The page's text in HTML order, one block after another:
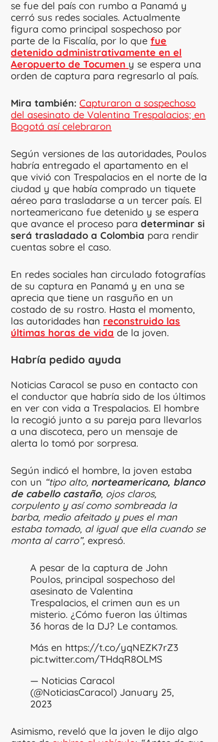
se fue del país con rumbo a Panamá y
cerró sus redes sociales. Actualmente
figura como principal sospechoso por
parte de la Fiscalía, por lo quefue
detenido administrativamente en el
Aeropuerto de Tocumen y se espera una
orden de captura para regresarlo al país.
Mira también: Capturaron a sospechoso
del asesinato de Valentina Trespalacios; en
Bogotá así celebraron
Según versiones de las autoridades, Poulos
habría entregado el apartamento en el
que vivió con Trespalacios en el norte de la
ciudad y que había comprado un tiquete
aéreo para trasladarse a un tercer país. El
norteamericano fue detenido y se espera
que avance el proceso paradeterminar si
será trasladado a Colombia para rendir
cuentas sobre el caso.
En redes sociales han circulado fotografías
de su captura en Panamá y en una se
aprecia que tiene un rasguño en un
costado de su rostro. Hasta el momento,
las autoridades han reconstruido las
últimas horas de vida de la joven.
Habría pedido ayuda
Noticias Caracol se puso en contacto con
el conductor que habría sido de los últimos
en ver con vida a Trespalacios. El hombre
la recogió junto a su pareja para llevarlos
a una discoteca, pero un mensaje de
alerta lo tomó por sorpresa.
Según indicó el hombre, la joven estaba
con un “tipo alto, norteamericano, blanco
de cabello castaño, ojos claros,
corpulento y así como sombreada la
barba, medio afeitado y pues el man
estaba tomado, al igual que ella cuando se
monta al carro”, expresó.
A pesar de la captura de John
Poulos, principal sospechoso del
asesinato de Valentina
Trespalacios, el crimen aun es un
misterio. ¿Cómo fueron las últimas
36 horas de la DJ? Le contamos.
Más en https://t.co/yqNEZK7rZ3
pic.twitter.com/THdqR8OLMS
— Noticias Caracol
(@NoticiasCaracol) January 25,
2023
Asimismo, reveló que la joven le dijo algo